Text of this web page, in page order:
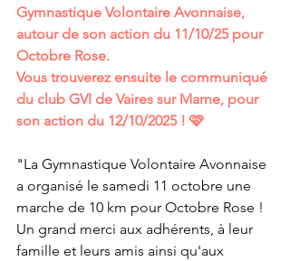
Gymnastique Volontaire Avonnaise,
autour de son action du 11/10/25 pour
Octobre Rose.
Vous trouverez ensuite le communiqué
du club GVI de Vaires sur Marne, pour
son action du 12/10/2025 ! 🩷
"La Gymnastique Volontaire Avonnaise
a organisé le samedi 11 octobre une
marche de 10 km pour Octobre Rose !
Un grand merci aux adhérents, à leur
famille et leurs amis ainsi qu'aux